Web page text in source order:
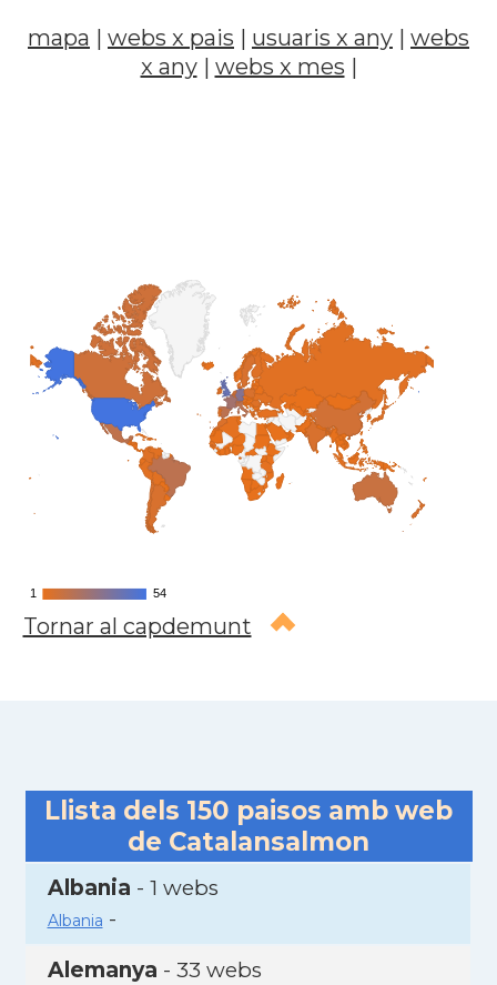
mapa | webs x pais | usuaris x any | webs
x any| webs x mes |
11 54
54
Tornar al capdemunt
Llista dels 150 paisos amb web
de Catalansalmon
Albania - 1 webs
Albania -
Alemanya - 33 webs